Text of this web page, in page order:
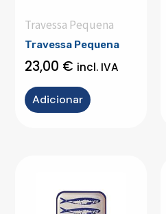
Travessa Pequena
Travessa Pequena
23,00 € incl. IVA
Adicionar